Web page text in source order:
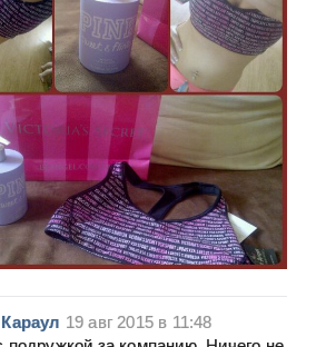
19 авг 2015 в 11:48